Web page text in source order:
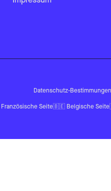
Datenschutz-Bestimmungen
Französische Seite🇧🇪 Belgische Seite